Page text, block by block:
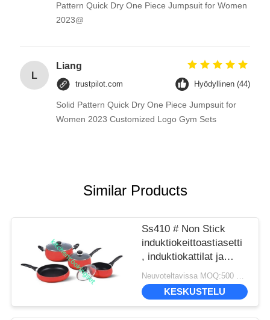
Pattern Quick Dry One Piece Jumpsuit for Women
2023@
L
Liang
trustpilot.com Hyödyllinen (44)
Solid Pattern Quick Dry One Piece Jumpsuit for
Women 2023 Customized Logo Gym Sets
Similar Products
Ss410 # Non Stick
induktiokeittoastiasetti
, induktiokattilat ja
pannut
KESKUSTELU